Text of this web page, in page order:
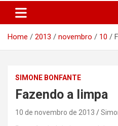
Home 2013 novembro 10
SIMONE BONFANTE
Fazendo a limpa
10 de novembro de 2013